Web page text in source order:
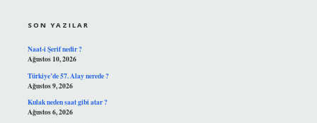
SON YAZILAR
Naat-i Şerif nedir ?
Ağustos 10, 2026
Türkiye’de 57. Alay nerede ?
Ağustos 9, 2026
Kulak neden saat gibi atar ?
Ağustos 6, 2026